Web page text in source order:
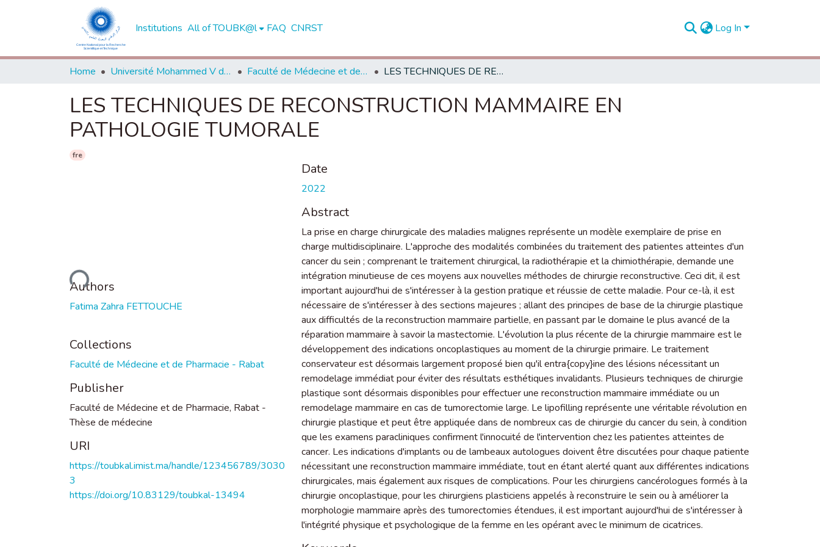
Institutions All of TOUBK@l FAQ CNRST Log In
Home Université Mohammed V de Rabat Faculté de Médecine et de Pharmacie - Rabat LES TECHNIQUES DE RECONSTRUCTION MAMMAIRE EN PATHOLOGIE TUMORALE
LES TECHNIQUES DE RECONSTRUCTION MAMMAIRE EN
PATHOLOGIE TUMORALE
fre
Loading...
Authors
Fatima Zahra FETTOUCHE
Collections
Faculté de Médecine et de Pharmacie - Rabat
Publisher
Faculté de Médecine et de Pharmacie, Rabat -
Thèse de médecine
URI
https://toubkal.imist.ma/handle/123456789/3030
3
https://doi.org/10.83129/toubkal-13494
Date
2022
Abstract
La prise en charge chirurgicale des maladies malignes représente un modèle exemplaire de prise en
charge multidisciplinaire. L'approche des modalités combinées du traitement des patientes atteintes d'un
cancer du sein ; comprenant le traitement chirurgical, la radiothérapie et la chimiothérapie, demande une
intégration minutieuse de ces moyens aux nouvelles méthodes de chirurgie reconstructive. Ceci dit, il est
important aujourd'hui de s'intéresser à la gestion pratique et réussie de cette maladie. Pour ce-là, il est
nécessaire de s'intéresser à des sections majeures ; allant des principes de base de la chirurgie plastique
aux difficultés de la reconstruction mammaire partielle, en passant par le domaine le plus avancé de la
réparation mammaire à savoir la mastectomie. L'évolution la plus récente de la chirurgie mammaire est le
développement des indications oncoplastiques au moment de la chirurgie primaire. Le traitement
conservateur est désormais largement proposé bien qu'il entra{copy}ine des lésions nécessitant un
remodelage immédiat pour éviter des résultats esthétiques invalidants. Plusieurs techniques de chirurgie
plastique sont désormais disponibles pour effectuer une reconstruction mammaire immédiate ou un
remodelage mammaire en cas de tumorectomie large. Le lipofilling représente une véritable révolution en
chirurgie plastique et peut être appliquée dans de nombreux cas de chirurgie du cancer du sein, à condition
que les examens paracliniques confirment l'innocuité de l'intervention chez les patientes atteintes de
cancer. Les indications d'implants ou de lambeaux autologues doivent être discutées pour chaque patiente
nécessitant une reconstruction mammaire immédiate, tout en étant alerté quant aux différentes indications
chirurgicales, mais également aux risques de complications. Pour les chirurgiens cancérologues formés à la
chirurgie oncoplastique, pour les chirurgiens plasticiens appelés à reconstruire le sein ou à améliorer la
morphologie mammaire après des tumorectomies étendues, il est important aujourd'hui de s'intéresser à
l'intégrité physique et psychologique de la femme en les opérant avec le minimum de cicatrices.